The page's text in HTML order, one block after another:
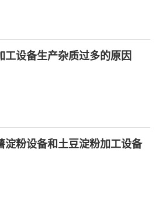
工设备生产杂质过多的原因
淀粉设备和土豆淀粉加工设备